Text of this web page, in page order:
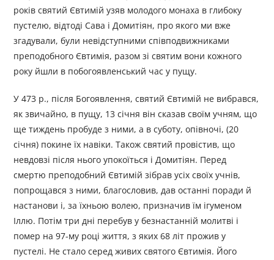
років святий Євтимій узяв молодого монаха в глибоку
пустелю, відтоді Сава і Домитіян, про якого ми вже
згадували, були невідступними співподвижниками
преподобного Євтимія, разом зі святим вони кожного
року йшли в побогоявленський час у пущу.
У 473 р., після Богоявлення, святий Євтимій не вибрався,
як звичайно, в пущу, 13 січня він сказав своїм учням, що
ще тиждень пробуде з ними, а в суботу, опівночі, (20
січня) покине їх навіки. Також святий провістив, що
невдовзі після нього упокоїться і Домитіян. Перед
смертю преподобний Євтимій зібрав усіх своїх учнів,
попрощався з ними, благословив, дав останні поради й
настанови і, за їхньою волею, призначив їм ігуменом
Іллю. Потім три дні перебув у безнастанній молитві і
помер на 97-му році життя, з яких 68 літ прожив у
пустелі. Не стало серед живих святого Євтимія. Його